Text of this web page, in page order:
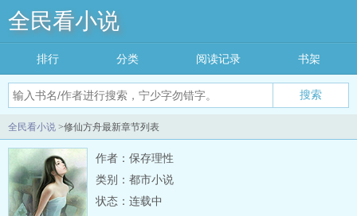
全民看小说
搜索
排行 分类 阅读记录 书架
全民看小说 >修仙方舟最新章节列表
作者：保存理性
类别：都市小说
状态：连载中